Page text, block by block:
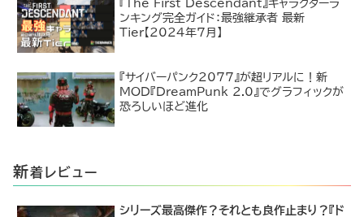
『The First Descendant』キャラクターラ
ンキング完全ガイド：最強継承者 最新
Tier【2024年7月】
『サイバーパンク2077』が超リアルに！新
MOD『DreamPunk 2.0』でグラフィックが
恐ろしいほど進化
新着レビュー
シリーズ最高傑作？それとも良作止まり？『ド